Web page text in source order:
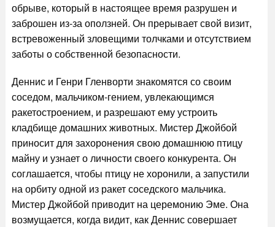
обрыве, который в настоящее время разрушен и
заброшен из-за оползней. Он прерывает свой визит,
встревоженный зловещими толчками и отсутствием
заботы о собственной безопасности.
Деннис и Генри Гленворти знакомятся со своим
соседом, мальчиком-гением, увлекающимся
ракетостроением, и разрешают ему устроить
кладбище домашних животных. Мистер Джойбой
приносит для захоронения свою домашнюю птицу
майну и узнает о личности своего конкурента. Он
соглашается, чтобы птицу не хоронили, а запустили
на орбиту одной из ракет соседского мальчика.
Мистер Джойбой приводит на церемонию Эме. Она
возмущается, когда видит, как Деннис совершает